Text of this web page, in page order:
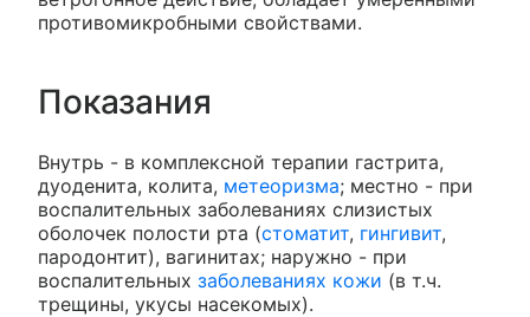
противомикробными свойствами.
Показания
Внутрь - в комплексной терапии гастрита,
дуоденита, колита, метеоризма; местно - при
воспалительных заболеваниях слизистых
оболочек полости рта (стоматит, гингивит,
пародонтит), вагинитах; наружно - при
воспалительных заболеваниях кожи (в т.ч.
трещины, укусы насекомых).